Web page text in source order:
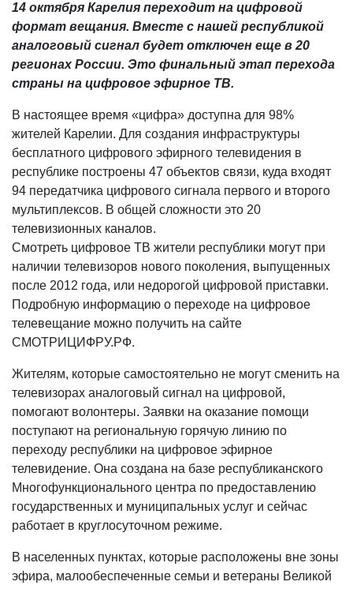
14 октября Карелия переходит на цифровой
формат вещания. Вместе с нашей республикой
аналоговый сигнал будет отключен еще в 20
регионах России. Это финальный этап перехода
страны на цифровое эфирное ТВ.
В настоящее время «цифра» доступна для 98%
жителей Карелии. Для создания инфраструктуры
бесплатного цифрового эфирного телевидения в
республике построены 47 объектов связи, куда входят
94 передатчика цифрового сигнала первого и второго
мультиплексов. В общей сложности это 20
телевизионных каналов.
Смотреть цифровое ТВ жители республики могут при
наличии телевизоров нового поколения, выпущенных
после 2012 года, или недорогой цифровой приставки.
Подробную информацию о переходе на цифровое
телевещание можно получить на сайте
СМОТРИЦИФРУ.РФ.
Жителям, которые самостоятельно не могут сменить на
телевизорах аналоговый сигнал на цифровой,
помогают волонтеры. Заявки на оказание помощи
поступают на региональную горячую линию по
переходу республики на цифровое эфирное
телевидение. Она создана на базе республиканского
Многофункционального центра по предоставлению
государственных и муниципальных услуг и сейчас
работает в круглосуточном режиме.
В населенных пунктах, которые расположены вне зоны
эфира, малообеспеченные семьи и ветераны Великой